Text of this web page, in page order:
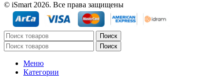
© iSmart 2026. Все права защищены
Поиск
Поиск
Меню
Категории